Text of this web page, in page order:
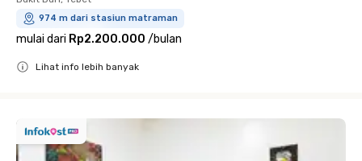
974 m dari stasiun matraman
mulai dari Rp2.200.000 /bulan
Lihat info lebih banyak